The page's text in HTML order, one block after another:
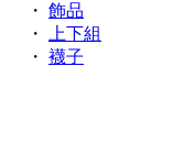
・ 飾品
・ 上下組
・ 襪子